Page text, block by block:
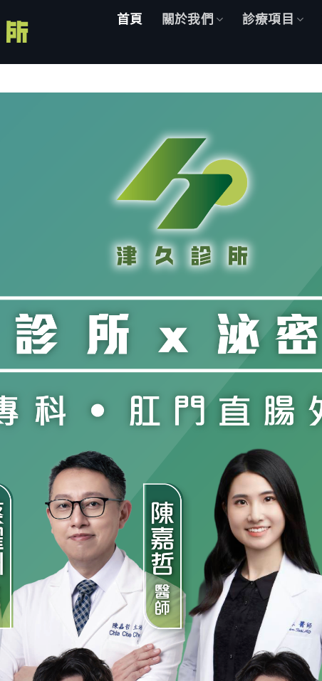
首頁 關於我們 診療項目